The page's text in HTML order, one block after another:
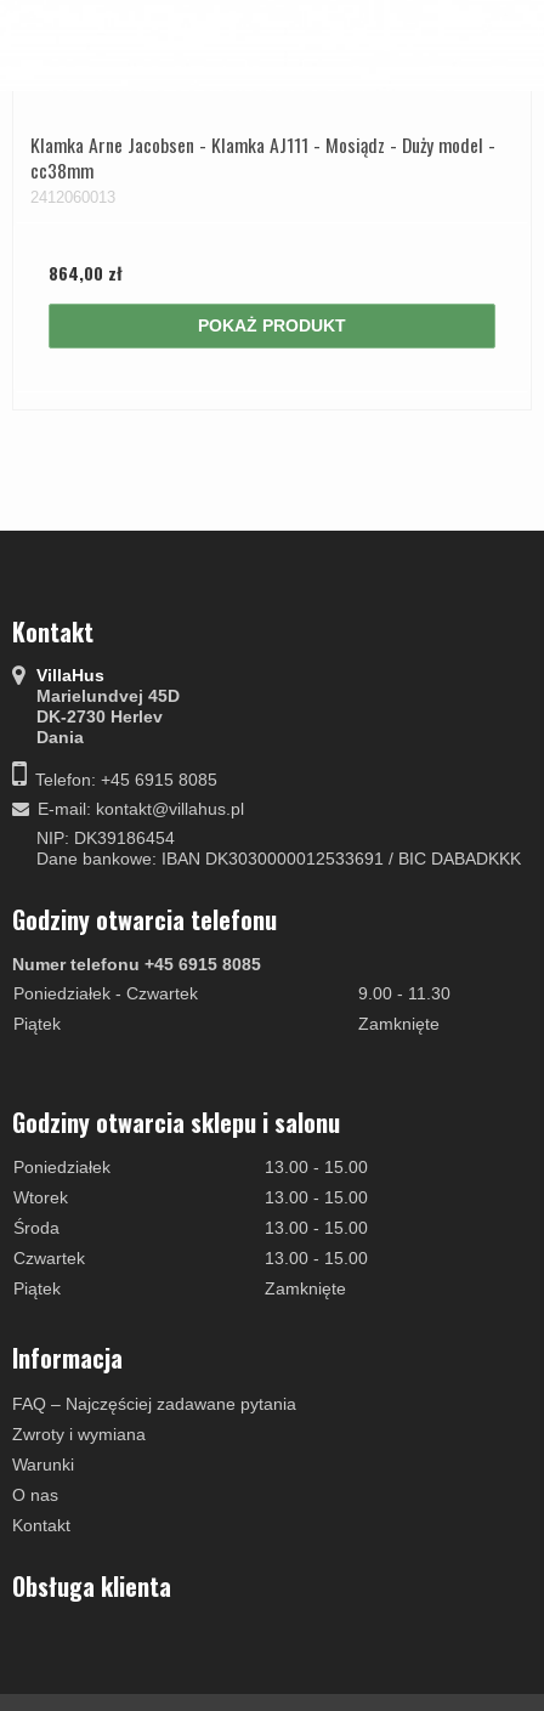
Klamka Arne Jacobsen - Klamka AJ111 - Mosiądz - Duży model -
cc38mm
2412060013
864,00 zł
POKAŻ PRODUKT
Kontakt
VillaHus
Marielundvej 45D
DK-2730 Herlev
Dania
Telefon: +45 6915 8085
E-mail: kontakt@villahus.pl
NIP: DK39186454
Dane bankowe: IBAN DK3030000012533691 / BIC DABADKKK
Godziny otwarcia telefonu
Numer telefonu +45 6915 8085
Poniedziałek - Czwartek
9.00 - 11.30
Piątek
Zamknięte
Godziny otwarcia sklepu i salonu
Poniedziałek
13.00 - 15.00
Wtorek
13.00 - 15.00
Środa
13.00 - 15.00
Czwartek
13.00 - 15.00
Piątek
Zamknięte
Informacja
FAQ – Najczęściej zadawane pytania
Zwroty i wymiana
Warunki
O nas
Kontakt
Obsługa klienta